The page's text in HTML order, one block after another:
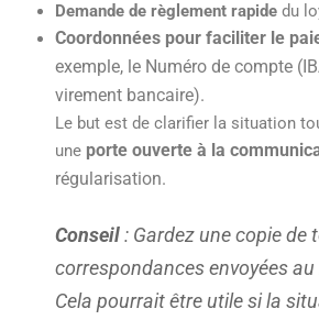
Demande de règlement rapide du
Coordonnées pour faciliter le
exemple, le Numéro de compte
virement bancaire).
Le but est de clarifier la situation
une porte ouverte à la
régularisation.
Conseil: Gardez une copie de
correspondances envoyées
Cela pourrait être utile si la